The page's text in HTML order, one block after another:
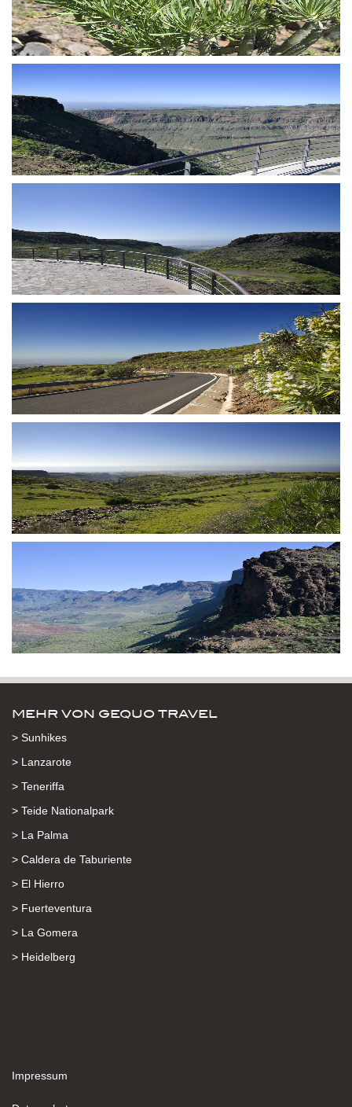
MEHR VON GEQUO TRAVEL
> Sunhikes
> Lanzarote
> Teneriffa
> Teide Nationalpark
> La Palma
> Caldera de Taburiente
> El Hierro
> Fuerteventura
> La Gomera
> Heidelberg
Impressum